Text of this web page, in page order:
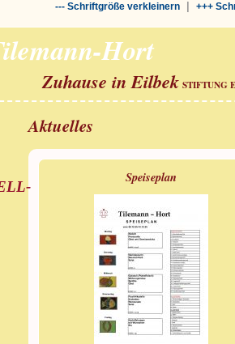
--- Schriftgröße verkleinern| +++
Hort
Zuhause in Eilbek STIFTUNG
Aktuelles
Speiseplan